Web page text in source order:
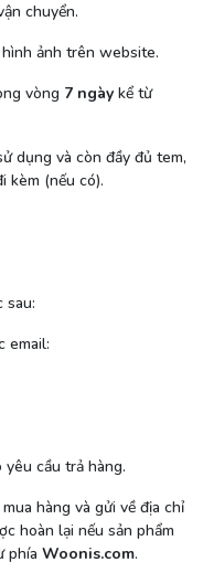
chuyển.
ảnh trên website.
vòng 7 ngày kể từ
dụng và còn đầy đủ tem,
kèm (nếu có).
sau:
email:
cầu trả hàng.
hàng và gửi về địa chỉ
hoàn lại nếu sản phẩm
phía Woonis.com.